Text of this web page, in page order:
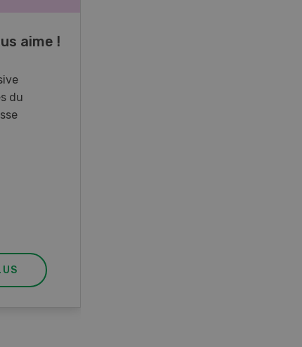
aime !
du